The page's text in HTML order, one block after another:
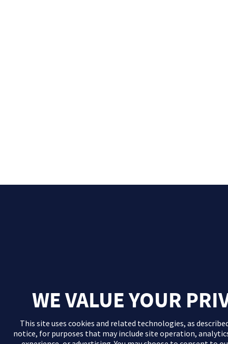
WE VALUE YOUR
This site uses cookies and related technologies, as
notice, for purposes that may include site operation,